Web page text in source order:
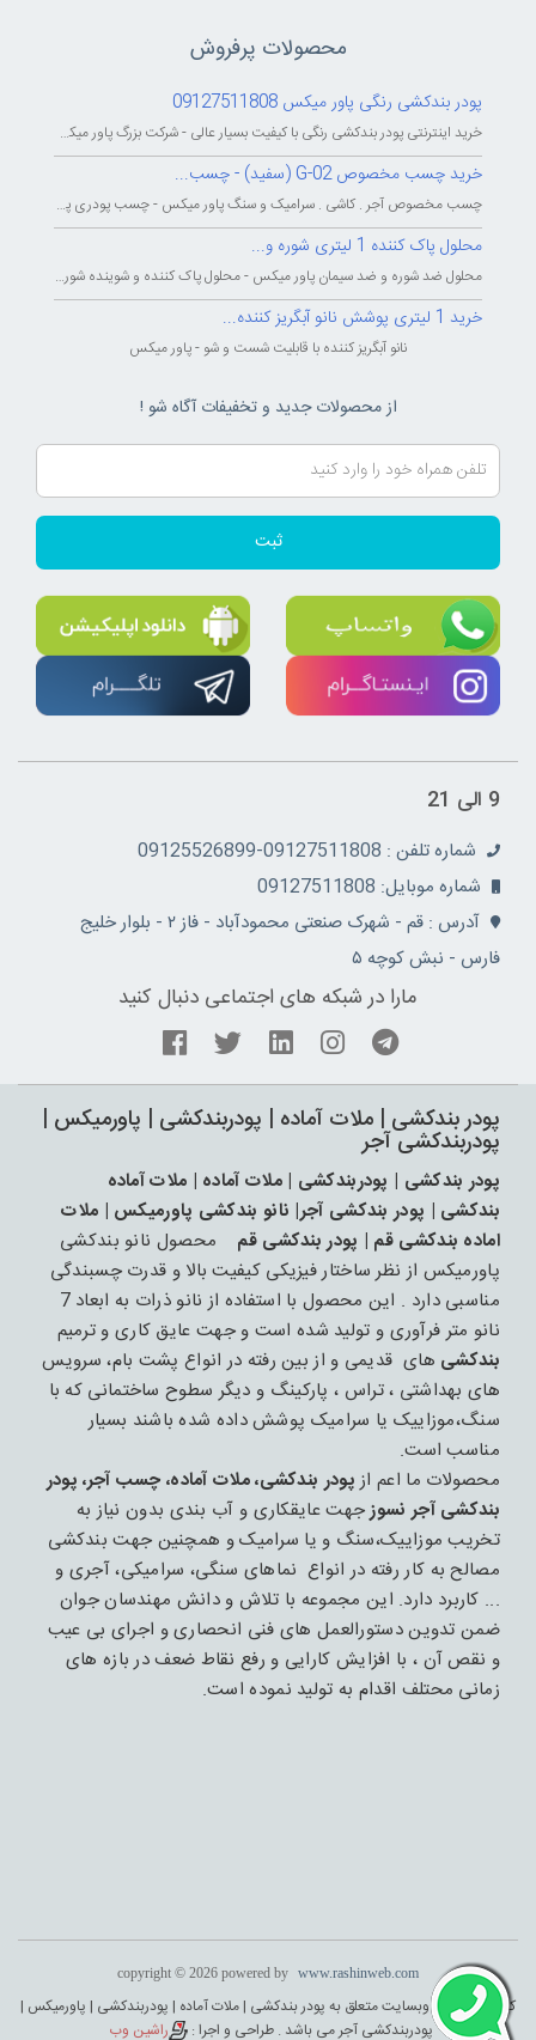
محصولات پرفروش
پودر بندکشی رنگی پاور میکس 09127511808
خرید اینترنتی پودر بندکشی رنگی با کیفیت بسیار عالی - شرکت بزرگ پاور میکس...
خرید چسب مخصوص G-02 (سفید) - چسب...
چسب مخصوص آجر . کاشی . سرامیک و سنگ پاور میکس - چسب پودری پاورمیکس - چسب...
محلول پاک کننده 1 لیتری شوره و...
محلول ضد شوره و ضد سیمان پاور میکس - محلول پاک کننده و شوینده شوره و سیمان...
خرید 1 لیتری پوشش نانو آبگریز کننده...
نانو آبگریز کننده با قابلیت شست و شو - پاور میکس
از محصولات جدید و تخفیفات آگاه شو !
ثبت
9 الی 21
شماره تلفن : 09127511808-09125526899
شماره موبایل: 09127511808
آدرس : قم - شهرک صنعتی محمودآباد - فاز ۲ - بلوار خلیج
فارس - نبش کوچه ۵
مارا در شبکه های اجتماعی دنبال کنید
پودر بندکشی | ملات آماده | پودربندکشی | پاورمیکس |
پودربندکشی آجر
پودر بندکشی | پودربندکشی | ملات آماده | ملات آماده
بندکشی | پودر بندکشی آجر| نانو بندکشی پاورمیکس | ملات
اماده بندکشی قم | پودر بندکشی قم
محصول نانو بندکشی
پاورمیکس از نظر ساختار فیزیکی کیفیت بالا و قدرت چسبندگی
مناسبی دارد . این محصول با استفاده از نانو ذرات به ابعاد 7
نانو متر فرآوری و تولید شده است و جهت عایق کاری و ترمیم
بندکشی های قدیمی و از بین رفته در انواع پشت بام، سرویس
های بهداشتی ، تراس ، پارکینگ و دیگر سطوح ساختمانی که با
سنگ،موزاییک یا سرامیک پوشش داده شده باشند بسیار
مناسب است.
محصولات ما اعم ازپودر بندکشی، ملات آماده، چسب آجر، پودر
بندکشی آجر نسوزجهت عایقکاری و آب بندی بدون نیاز به
تخریب موزاییک،سنگ و یا سرامیک و همچنین جهت بندکشی
مصالح به کار رفته در انواع نماهای سنگی، سرامیکی، آجری و
... کاربرد دارد. این مجموعه با تلاش و دانش مهندسان جوان
ضمن تدوین دستورالعمل های فنی انحصاری و اجرای بی عیب
و نقص آن ، با افزایش کارایی و رفع نقاط ضعف در بازه های
زمانی محتلف اقدام به تولید نموده است.
copyright © 2026 powered by www.rashinweb.com
کلیه حقوق این وبسایت متعلق به پودر بندکشی | ملات آماده | پودربندکشی | پاورمیکس |
پودربندکشی آجر می باشد . طراحی و اجرا :
راشین وب